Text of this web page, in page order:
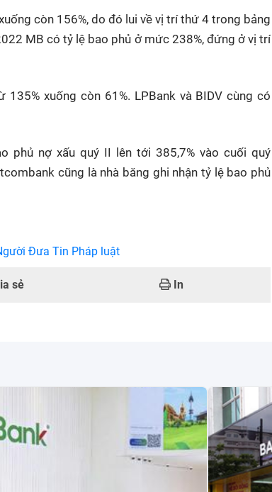
còn 156%, do đó lui về vị trí thứ 4 trong bảng
MB có tỷ lệ bao phủ ở mức 238%, đứng ở vị trí
xuống còn 61%. LPBank và BIDV cùng có
phủ nợ xấu quý II lên tới 385,7% vào cuối quý
cũng là nhà băng ghi nhận tỷ lệ bao phủ
Đưa Tin Pháp luật
sẻ In